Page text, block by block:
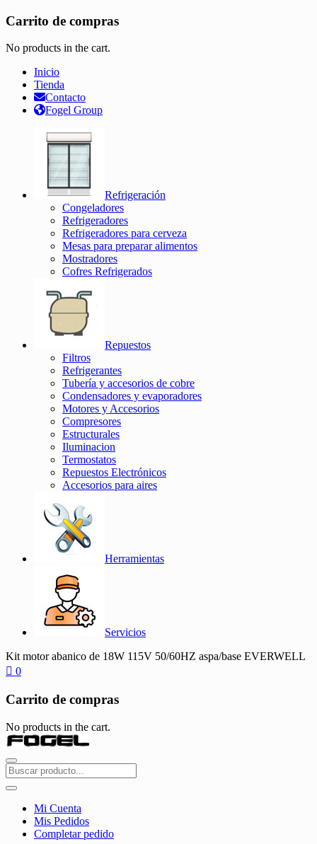
Carrito de compras
No products in the cart.
Inicio
Tienda
Contacto
Fogel Group
Refrigeración
Congeladores
Refrigeradores
Refrigeradores para cerveza
Mesas para preparar alimentos
Mostradores
Cofres Refrigerados
Repuestos
Filtros
Refrigerantes
Tubería y accesorios de cobre
Condensadores y evaporadores
Motores y Accesorios
Compresores
Estructurales
Iluminacion
Termostatos
Repuestos Electrónicos
Accesorios para aires
Herramientas
Servicios
Kit motor abanico de 18W 115V 50/60HZ aspa/base EVERWELL
0
Carrito de compras
No products in the cart.
Mi Cuenta
Mis Pedidos
Completar pedido